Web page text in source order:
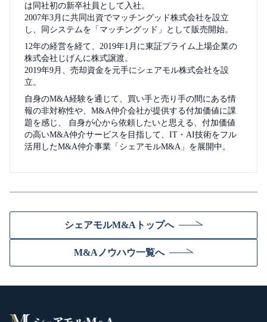
は同社初の新卒社員として入社。
2007年3月に共同出資でマッチングッド株式会社を設立
し、同システムを「マッチングッド」として販売開始。
12年の経営を経て、2019年1月に東証プライム上場企業の
株式会社じげんに株式譲渡。
2019年9月、売却資金を元手にシェアモル株式会社を設
立。
自身のM&A経験を通じて、買い手と売り手の間にある情
報の非対称性や、M&A仲介会社が提供する付加価値に課
題を感じ、 自身が心から依頼したいと思える、付加価値
の高いM&A仲介サービスを目指して、IT・AI技術をフル
活用したM&A仲介事業「シェアモルM&A」を展開中。
シェアモルM&Aトップへ
M&Aノウハウ一覧へ